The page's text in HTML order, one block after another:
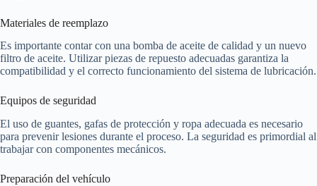
Materiales de reemplazo
Es importante contar con una bomba de aceite de calidad y un nuevo
filtro de aceite. Utilizar piezas de repuesto adecuadas garantiza la
compatibilidad y el correcto funcionamiento del sistema de lubricación.
Equipos de seguridad
El uso de guantes, gafas de protección y ropa adecuada es necesario
para prevenir lesiones durante el proceso. La seguridad es primordial al
trabajar con componentes mecánicos.
Preparación del vehículo